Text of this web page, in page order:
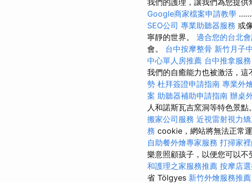
Google商家檔案申請教學 ……
SEO公司 專業助聽器服務 或
寧靜的世界。 適合您的台北
會。 台中按摩整骨 新竹月子
中心單人房推薦 台中推拿服務
我們的自癒能力也被激活，這
勢 杜拜簽證申請指南 專業外
案 助聽器補助申請指南 辦桌
人和諾斯瓦吉窯洞等特色景
搬家公司服務 近視雷射視力
務 cookie，網站將無法正常運
自助餐外燴專家服務 打掃家
樂意照顧孩子，以便您可以不
和護理之家服務推薦 按摩店
省 Tölgyes 新竹外燴服務推薦